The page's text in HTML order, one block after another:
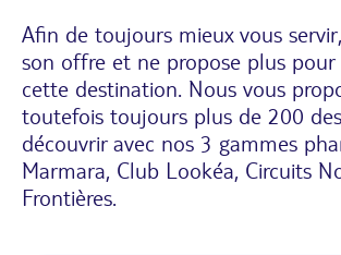
Afin de toujours mieux vous
son offre et ne propose plus pour
cette destination. Nous vous
toutefois toujours plus de 200
découvrir avec nos 3 gammes
Marmara, Club Lookéa, Circuits
Frontières.